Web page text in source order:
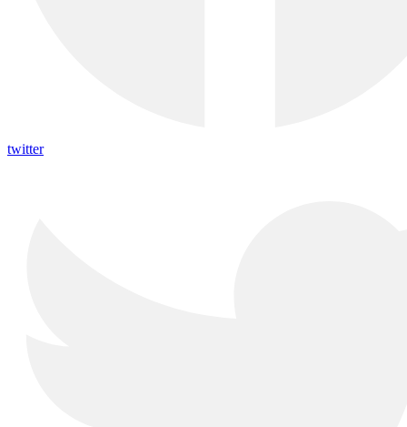
twitter